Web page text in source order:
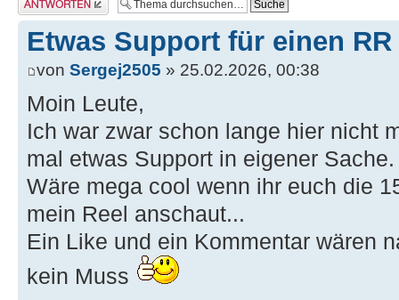
Etwas Support für einen
von Sergej2505 » 25.02.2026, 00:38
Moin Leute,
Ich war zwar schon lange hier nicht
mal etwas Support in eigener Sache.
Wäre mega cool wenn ihr euch die
mein Reel anschaut...
Ein Like und ein Kommentar wären
kein Muss